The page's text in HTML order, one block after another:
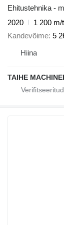
Ehitustehnika -
2020
1 200 m/t
Kandevõime 5
Hiina
TAIHE